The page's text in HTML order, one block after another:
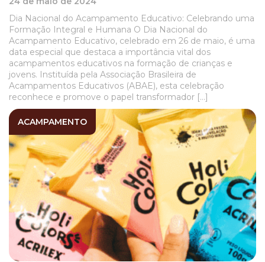
Dia Nacional do Acampamento Educativo: Celebrando uma
Formação Integral e Humana O Dia Nacional do
Acampamento Educativo, celebrado em 26 de maio, é uma
data especial que destaca a importância vital dos
acampamentos educativos na formação de crianças e
jovens. Instituída pela Associação Brasileira de
Acampamentos Educativos (ABAE), esta celebração
reconhece e promove o papel transformador […]
ACAMPAMENTO